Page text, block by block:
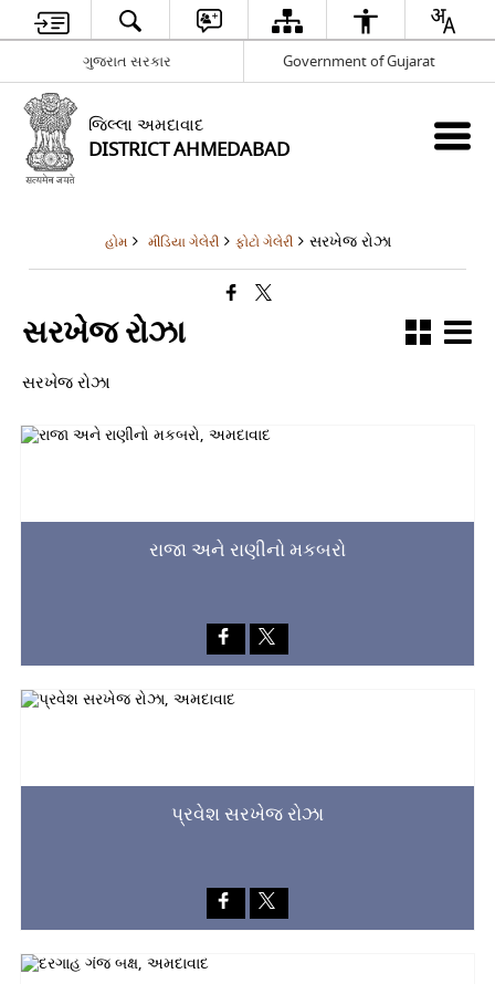
ગુજરાત સરકાર Government of Gujarat
જિલ્લા અમદાવાદ
DISTRICT AHMEDABAD
હોમ મીડિયા ગેલેરી ફોટો ગેલેરી સરખેજ રોઝા
સરખેજ રોઝા
સરખેજ રોઝા
રાજા અને રાણીનો મકબરો
પ્રવેશ સરખેજ રોઝા